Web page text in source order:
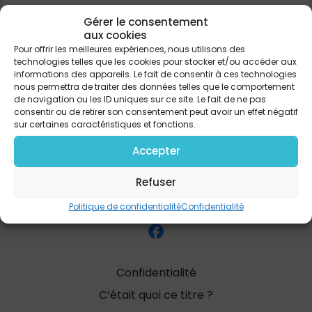
Gérer le consentement
aux cookies
Pour offrir les meilleures expériences, nous utilisons des
technologies telles que les cookies pour stocker et/ou accéder aux
informations des appareils. Le fait de consentir à ces technologies
nous permettra de traiter des données telles que le comportement
de navigation ou les ID uniques sur ce site. Le fait de ne pas
consentir ou de retirer son consentement peut avoir un effet négatif
sur certaines caractéristiques et fonctions.
Accepter
Refuser
Politique de confidentialitéConfidentialité
PARTAGER
Confidentialité
C’était quoi ce titre ?